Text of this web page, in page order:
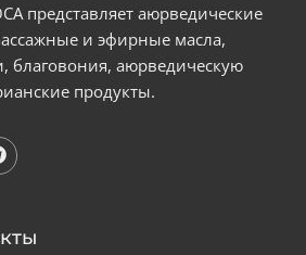
представляет аюрведические
и эфирные масла,
благовония, аюрведическую
продукты.